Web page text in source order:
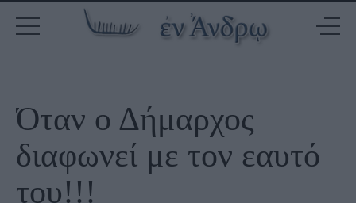
Όταν ο Δήμαρχος
διαφωνεί με τον εαυτό
του!!!